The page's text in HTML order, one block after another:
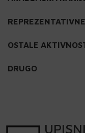
OSTALE
DRUGO
UPISNI